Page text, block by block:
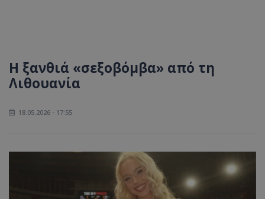
Η ξανθιά «σεξοβόμβα» από τη
Λιθουανία
18.05.2026 - 17:55